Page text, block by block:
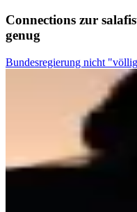
Connections zur
genug
Bundesregierung nicht